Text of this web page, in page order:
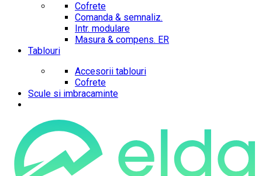
Cofrete
Comanda & semnaliz.
Intr. modulare
Masura & compens. ER
Tablouri
Accesorii tablouri
Cofrete
Scule si imbracaminte